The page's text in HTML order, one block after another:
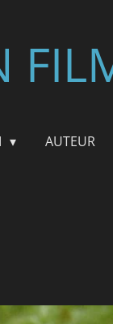
AUTEUR